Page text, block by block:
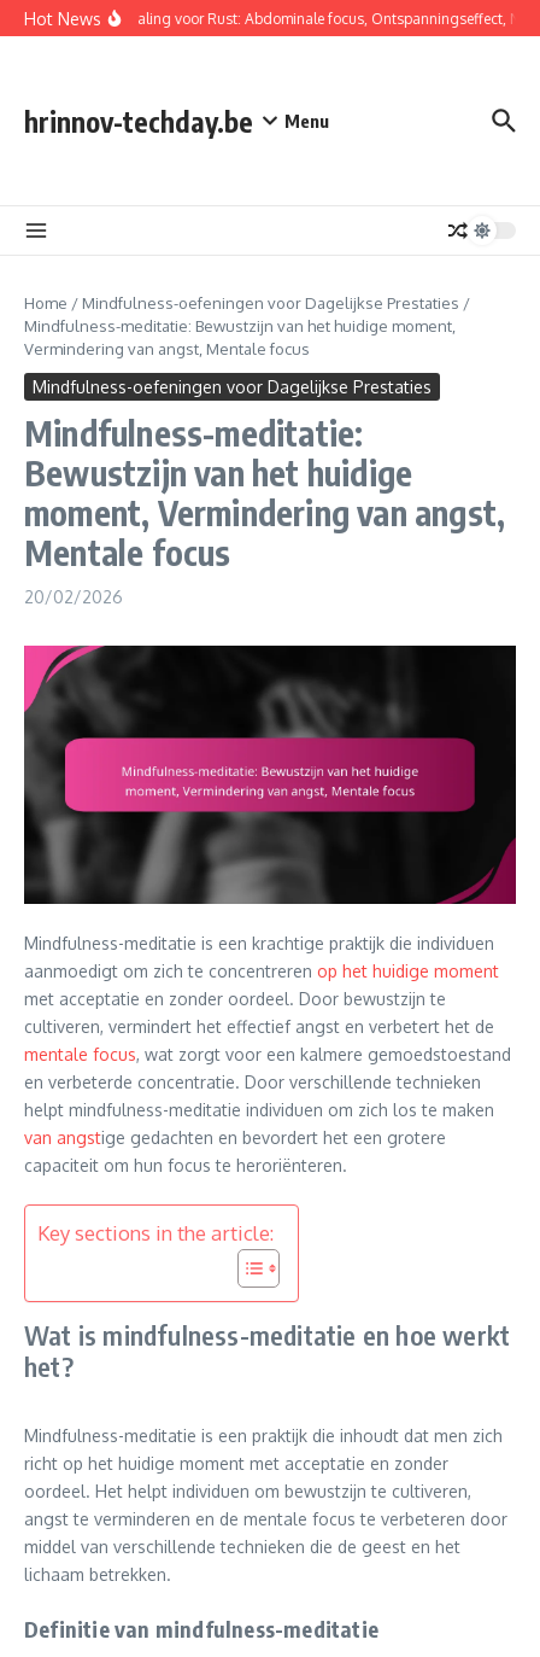
Skip to content
Hot News
Buikademhaling voor Rust: Abdominale focus, Ontspanningseffect, Niet-
hrinnov-techday.be Menu
Home / Mindfulness-oefeningen voor Dagelijkse Prestaties /
Mindfulness-meditatie: Bewustzijn van het huidige moment,
Vermindering van angst, Mentale focus
Mindfulness-oefeningen voor Dagelijkse Prestaties
Mindfulness-meditatie:
Bewustzijn van het huidige
moment, Vermindering van angst,
Mentale focus
20/02/2026
Mindfulness-meditatie is een krachtige praktijk die individuen
aanmoedigt om zich te concentreren op het huidige moment
met acceptatie en zonder oordeel. Door bewustzijn te
cultiveren, vermindert het effectief angst en verbetert het de
mentale focus, wat zorgt voor een kalmere gemoedstoestand
en verbeterde concentratie. Door verschillende technieken
helpt mindfulness-meditatie individuen om zich los te maken
van angstige gedachten en bevordert het een grotere
capaciteit om hun focus te heroriënteren.
Key sections in the article:
Wat is mindfulness-meditatie en hoe werkt
het?
Mindfulness-meditatie is een praktijk die inhoudt dat men zich
richt op het huidige moment met acceptatie en zonder
oordeel. Het helpt individuen om bewustzijn te cultiveren,
angst te verminderen en de mentale focus te verbeteren door
middel van verschillende technieken die de geest en het
lichaam betrekken.
Definitie van mindfulness-meditatie